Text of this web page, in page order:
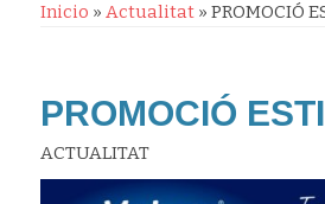
Inicio » Actualitat» PROMOCIÓ
PROMOCIÓ
ACTUALITAT